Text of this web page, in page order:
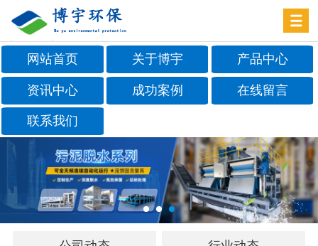
网站首页 关于博宇 产品中心
资讯中心 成功案例 在线留言
联系我们